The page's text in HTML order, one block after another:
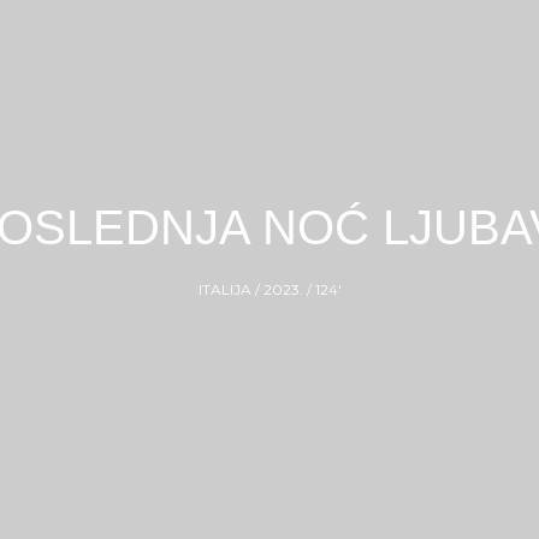
NOĆ
ITALIJA / 2023. / 124′